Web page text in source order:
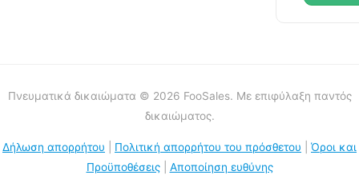
Πνευματικά δικαιώματα © 2026 FooSales. Με επιφύλαξη παντός
δικαιώματος.
Δήλωση απορρήτου Πολιτική απορρήτου του πρόσθετου
Όροι και
Προϋποθέσεις| Αποποίηση ευθύνης